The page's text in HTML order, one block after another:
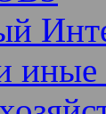
иные